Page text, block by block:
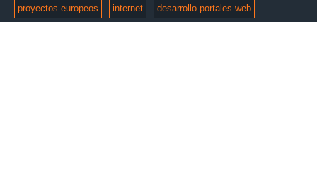
proyectos europeos internet desarrollo portales web